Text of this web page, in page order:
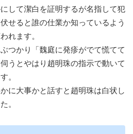
して潔白を証明するが名指して犯
せると誰の仕業か知っているよう
れます。
つかり「魏庭に発疹がでて慌てて
うとやはり趙明珠の指示で動いて
。
に大事かと話すと趙明珠は白状し
。